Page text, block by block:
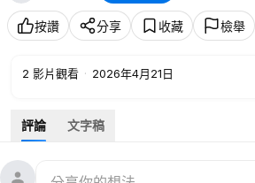
按讚 分享 收藏 檢舉
2 影片觀看 · 2026年4月21日
評論 文字稿